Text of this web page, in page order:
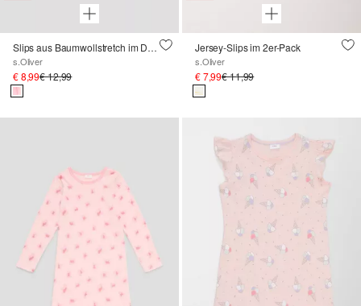
Slips aus Baumwollstretch im Doppelpack&nbsp;
s.Oliver
€ 8,99€ 12,99
Jersey-Slips im 2er-Pack
s.Oliver
€ 7,99€ 11,99